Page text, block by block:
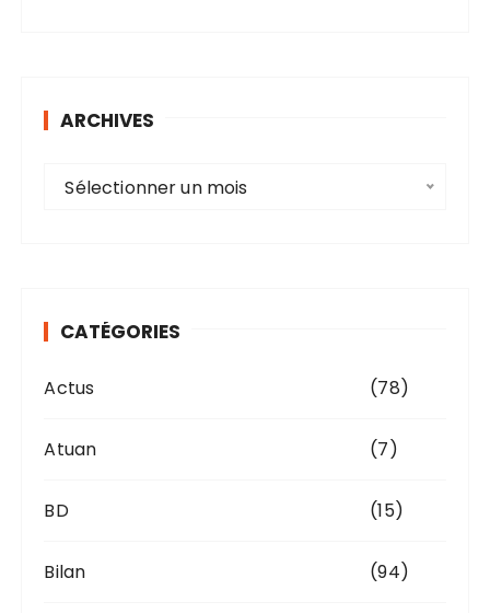
ARCHIVES
e
Sélectionner un mois
CATÉGORIES
Actus (78)
Atuan (7)
BD (15)
Bilan (94)